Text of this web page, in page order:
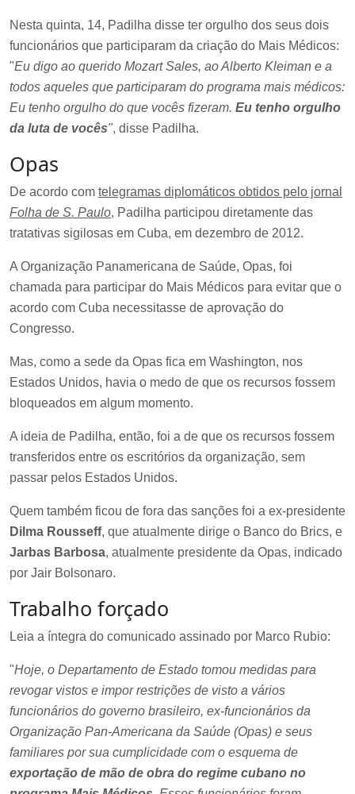
Nesta quinta, 14, Padilha disse ter orgulho dos seus dois
funcionários que participaram da criação do Mais Médicos:
"Eu digo ao querido Mozart Sales, ao Alberto Kleiman e a
todos aqueles que participaram do programa mais médicos:
Eu tenho orgulho do que vocês fizeram. Eu tenho orgulho
da luta de vocês", disse Padilha.
Opas
De acordo com telegramas diplomáticos obtidos pelo jornal
Folha de S. Paulo, Padilha participou diretamente das
tratativas sigilosas em Cuba, em dezembro de 2012.
A Organização Panamericana de Saúde, Opas, foi
chamada para participar do Mais Médicos para evitar que o
acordo com Cuba necessitasse de aprovação do
Congresso.
Mas, como a sede da Opas fica em Washington, nos
Estados Unidos, havia o medo de que os recursos fossem
bloqueados em algum momento.
A ideia de Padilha, então, foi a de que os recursos fossem
transferidos entre os escritórios da organização, sem
passar pelos Estados Unidos.
Quem também ficou de fora das sanções foi a ex-presidente
Dilma Rousseff, que atualmente dirige o Banco do Brics, e
Jarbas Barbosa, atualmente presidente da Opas, indicado
por Jair Bolsonaro.
Trabalho forçado
Leia a íntegra do comunicado assinado por Marco Rubio:
"Hoje, o Departamento de Estado tomou medidas para
revogar vistos e impor restrições de visto a vários
funcionários do governo brasileiro, ex-funcionários da
Organização Pan-Americana da Saúde (Opas) e seus
familiares por sua cumplicidade com o esquema de
exportação de mão de obra do regime cubano no